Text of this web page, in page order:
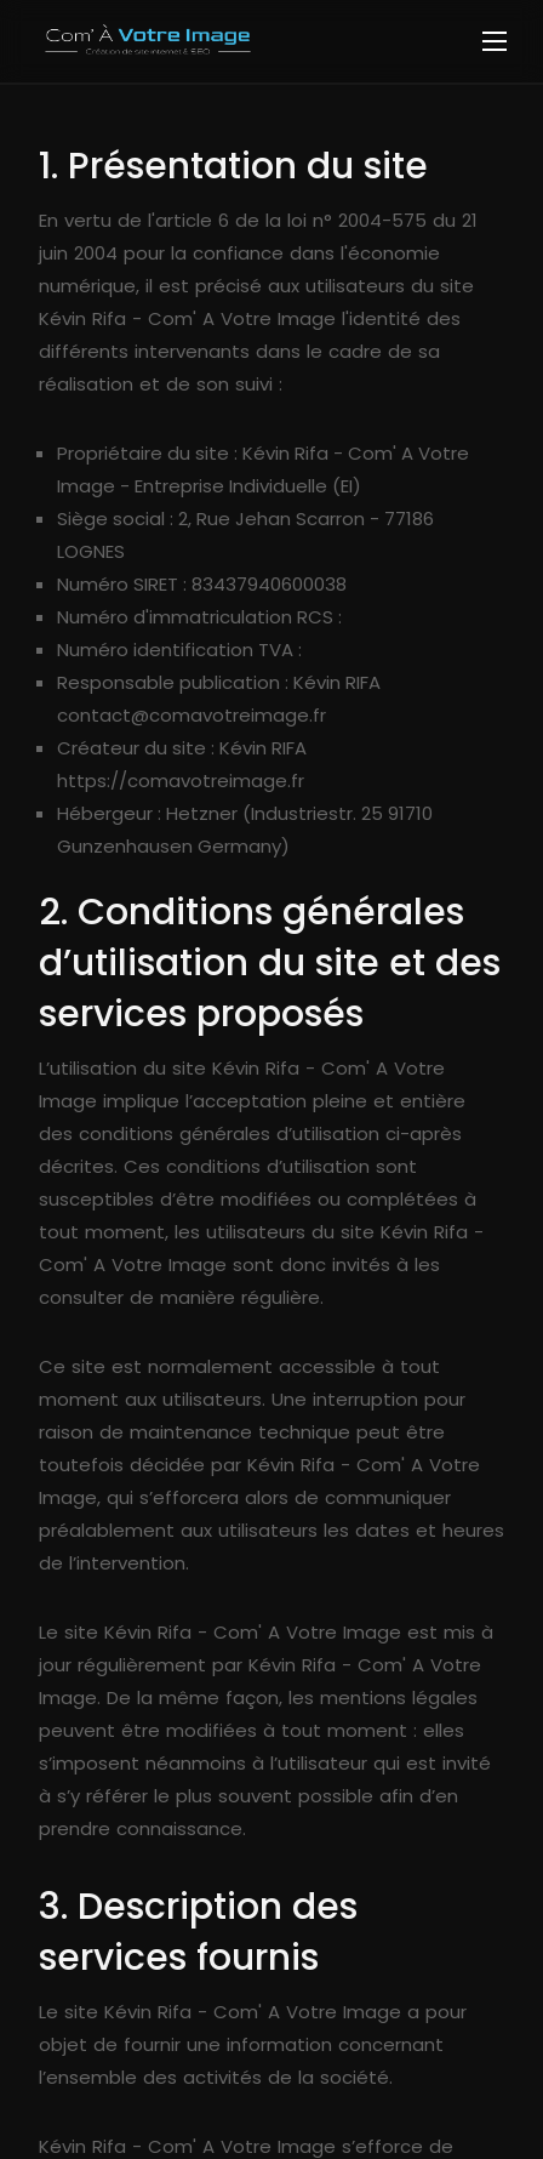
1. Présentation du site
En vertu de l'article 6 de la loi n° 2004-575 du 21
juin 2004 pour la confiance dans l'économie
numérique, il est précisé aux utilisateurs du site
Kévin Rifa - Com' A Votre Image l'identité des
différents intervenants dans le cadre de sa
réalisation et de son suivi :
Propriétaire du site : Kévin Rifa - Com' A Votre
Image - Entreprise Individuelle (EI)
Siège social : 2, Rue Jehan Scarron - 77186
LOGNES
Numéro SIRET : 83437940600038
Numéro d'immatriculation RCS :
Numéro identification TVA :
Responsable publication : Kévin RIFA
contact@comavotreimage.fr
Créateur du site : Kévin RIFA
https://comavotreimage.fr
Hébergeur : Hetzner (Industriestr. 25 91710
Gunzenhausen Germany)
2. Conditions générales
d’utilisation du site et des
services proposés
L’utilisation du site Kévin Rifa - Com' A Votre
Image implique l’acceptation pleine et entière
des conditions générales d’utilisation ci-après
décrites. Ces conditions d’utilisation sont
susceptibles d’être modifiées ou complétées à
tout moment, les utilisateurs du site Kévin Rifa -
Com' A Votre Image sont donc invités à les
consulter de manière régulière.
Ce site est normalement accessible à tout
moment aux utilisateurs. Une interruption pour
raison de maintenance technique peut être
toutefois décidée par Kévin Rifa - Com' A Votre
Image, qui s’efforcera alors de communiquer
préalablement aux utilisateurs les dates et heures
de l’intervention.
Le site Kévin Rifa - Com' A Votre Image est mis à
jour régulièrement par Kévin Rifa - Com' A Votre
Image. De la même façon, les mentions légales
peuvent être modifiées à tout moment : elles
s’imposent néanmoins à l’utilisateur qui est invité
à s’y référer le plus souvent possible afin d’en
prendre connaissance.
3. Description des
services fournis
Le site Kévin Rifa - Com' A Votre Image a pour
objet de fournir une information concernant
l’ensemble des activités de la société.
Kévin Rifa - Com' A Votre Image s’efforce de